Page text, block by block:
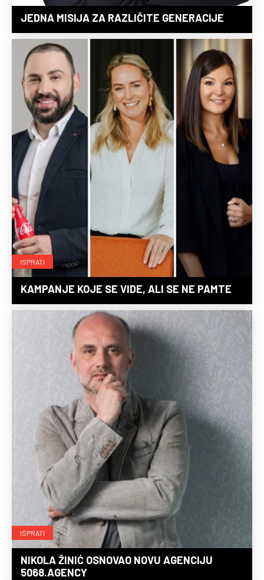
JEDNA MISIJA ZA RAZLIČITE GENERACIJE
ISPRATI
KAMPANJE KOJE SE VIDE, ALI SE NE PAMTE
ISPRATI
NIKOLA ŽINIĆ OSNOVAO NOVU AGENCIJU
5068.AGENCY